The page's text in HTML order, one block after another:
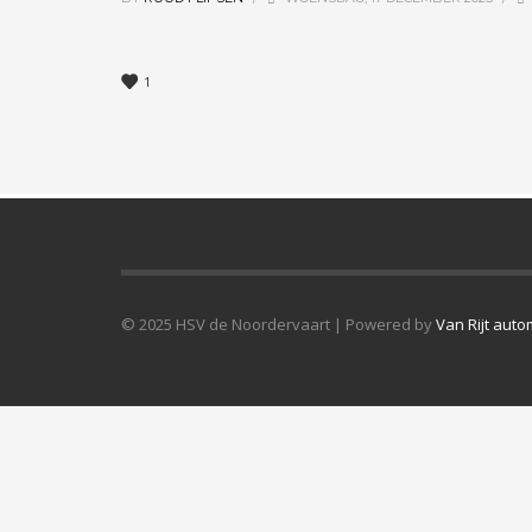
1
© 2025 HSV de Noordervaart | Powered byVan Rijt